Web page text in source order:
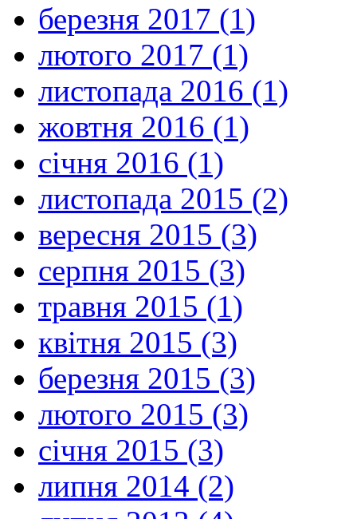
березня 2017 (1)
лютого 2017 (1)
листопада 2016 (1)
жовтня 2016 (1)
січня 2016 (1)
листопада 2015 (2)
вересня 2015 (3)
серпня 2015 (3)
травня 2015 (1)
квітня 2015 (3)
березня 2015 (3)
лютого 2015 (3)
січня 2015 (3)
липня 2014 (2)